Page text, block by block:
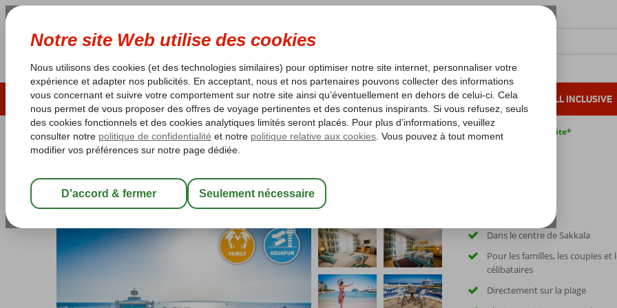
ÉTÉ 2026 LAST MINUTES SOLEIL D'HIVER VACANCES AU SOLEIL ALL INCLUSIVE
Les garanties de vacances Garantie du prix le plus bas* Pas de surcharge carburant Annulation gratuite*
Seagull Resort
Dans le centre de Sakkala
Pour les familles, les couples et
célibataires
Directement sur la plage